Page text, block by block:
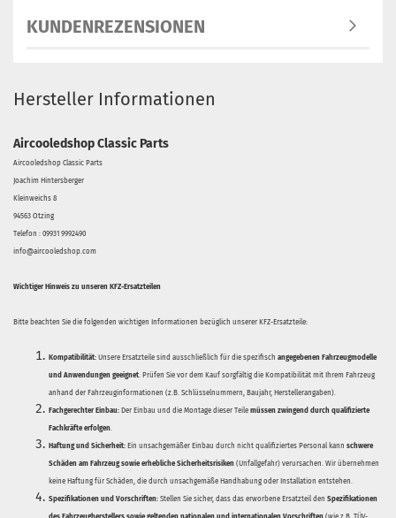
KUNDENREZENSIONEN
Hersteller Informationen
Aircooledshop Classic Parts
Aircooledshop Classic Parts
Joachim Hintersberger
Kleinweichs 8
94563 Otzing
Telefon : 09931 9992490
info@aircooledshop.com
Wichtiger Hinweis zu unseren KFZ-Ersatzteilen
Bitte beachten Sie die folgenden wichtigen Informationen bezüglich unserer KFZ-Ersatzteile:
Kompatibilität: Unsere Ersatzteile sind ausschließlich für die spezifisch angegebenen Fahrzeugmodelle
und Anwendungen geeignet. Prüfen Sie vor dem Kauf sorgfältig die Kompatibilität mit Ihrem Fahrzeug
anhand der Fahrzeuginformationen (z.B. Schlüsselnummern, Baujahr, Herstellerangaben).
Fachgerechter Einbau: Der Einbau und die Montage dieser Teile müssen zwingend durch qualifizierte
Fachkräfte erfolgen.
Haftung und Sicherheit: Ein unsachgemäßer Einbau durch nicht qualifiziertes Personal kann schwere
Schäden am Fahrzeug sowie erhebliche Sicherheitsrisiken (Unfallgefahr) verursachen. Wir übernehmen
keine Haftung für Schäden, die durch unsachgemäße Handhabung oder Installation entstehen.
Spezifikationen und Vorschriften: Stellen Sie sicher, dass das erworbene Ersatzteil den Spezifikationen